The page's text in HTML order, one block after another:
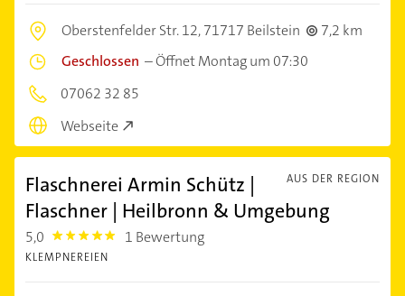
Oberstenfelder Str. 12,71717 Beilstein
7,2 km
Geschlossen –Öffnet Montag um 07:30
07062 32 85
Webseite
AUS DER REGION
Flaschnerei Armin Schütz |
Flaschner | Heilbronn & Umgebung
5,0 5.0 1 Bewertung
KLEMPNEREIEN